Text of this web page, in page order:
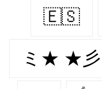
🇪🇸
ミ★ ★彡